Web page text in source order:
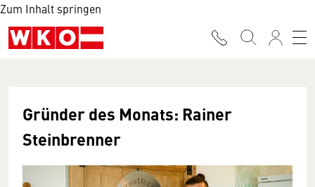
Zum Inhalt springen
Gründer des Monats: Rainer
Steinbrenner